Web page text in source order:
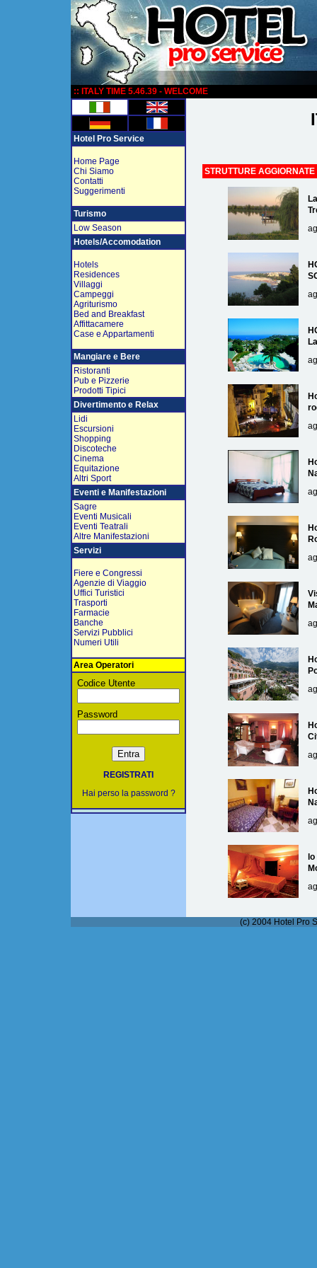
:: ITALY TIME 5.46.39 - WELCOME
Hotel Pro Service
Home Page
Chi Siamo
Contatti
Suggerimenti
Turismo
Low Season
Hotels/Accomodation
Hotels
Residences
Villaggi
Campeggi
Agriturismo
Bed and Breakfast
Affittacamere
Case e Appartamenti
Mangiare e Bere
Ristoranti
Pub e Pizzerie
Prodotti Tipici
Divertimento e Relax
Lidi
Escursioni
Shopping
Discoteche
Cinema
Equitazione
Altri Sport
Eventi e Manifestazioni
Sagre
Eventi Musicali
Eventi Teatrali
Altre Manifestazioni
Servizi
Fiere e Congressi
Agenzie di Viaggio
Uffici Turistici
Trasporti
Farmacie
Banche
Servizi Pubblici
Numeri Utili
Area Operatori
Codice Utente
Password
REGISTRATI
Hai perso la password ?
STRUTTURE
(c) 2004 Hotel Pro